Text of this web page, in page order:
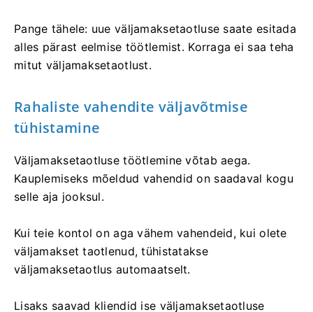
Pange tähele: uue väljamaksetaotluse saate esitada
alles pärast eelmise töötlemist. Korraga ei saa teha
mitut väljamaksetaotlust.
Rahaliste vahendite väljavõtmise
tühistamine
Väljamaksetaotluse töötlemine võtab aega.
Kauplemiseks mõeldud vahendid on saadaval kogu
selle aja jooksul.
Kui teie kontol on aga vähem vahendeid, kui olete
väljamakset taotlenud, tühistatakse
väljamaksetaotlus automaatselt.
Lisaks saavad kliendid ise väljamaksetaotluse